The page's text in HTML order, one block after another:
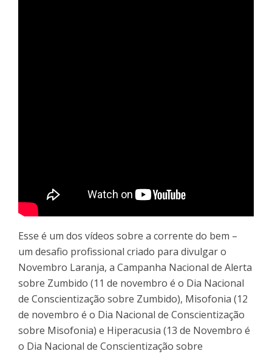
Esse é um dos vídeos sobre a corrente do bem –
um desafio profissional criado para divulgar o
Novembro Laranja, a Campanha Nacional de Alerta
sobre Zumbido (11 de novembro é o Dia Nacional
de Conscientização sobre Zumbido), Misofonia (12
de novembro é o Dia Nacional de Conscientização
sobre Misofonia) e Hiperacusia (13 de Novembro é
o Dia Nacional de Conscientização sobre